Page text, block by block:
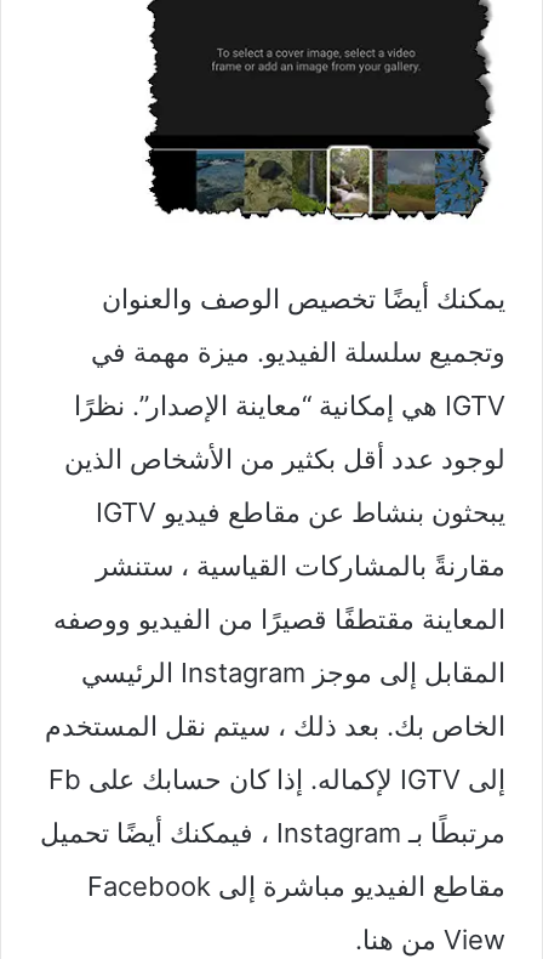
يمكنك أيضًا تخصيص الوصف والعنوان
وتجميع سلسلة الفيديو. ميزة مهمة في
IGTV هي إمكانية “معاينة الإصدار”. نظرًا
لوجود عدد أقل بكثير من الأشخاص الذين
يبحثون بنشاط عن مقاطع فيديو IGTV
مقارنةً بالمشاركات القياسية ، ستنشر
المعاينة مقتطفًا قصيرًا من الفيديو ووصفه
المقابل إلى موجز Instagram الرئيسي
الخاص بك. بعد ذلك ، سيتم نقل المستخدم
إلى IGTV لإكماله. إذا كان حسابك على Fb
مرتبطًا بـ Instagram ، فيمكنك أيضًا تحميل
مقاطع الفيديو مباشرة إلى Facebook
View من هنا.